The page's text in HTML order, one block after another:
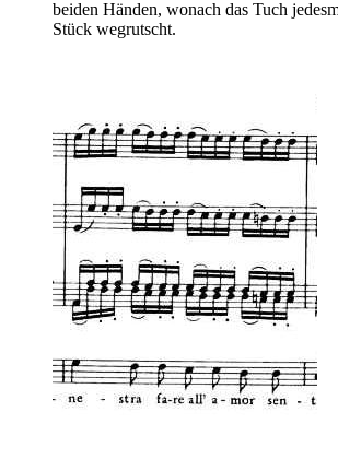
beiden Händen, wonach das Tuch
Stück wegrutscht.